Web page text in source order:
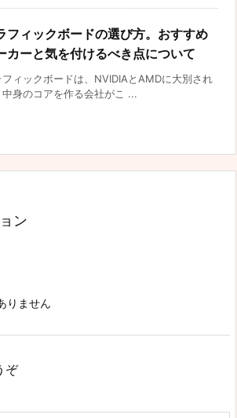
フィックボードの選び方。おすすめ
カーと気を付けるべき点について
フィックボードは、NVIDIAとAMDに大別され
中身のコアを作る会社がこ ...
ン
りません
ぞ